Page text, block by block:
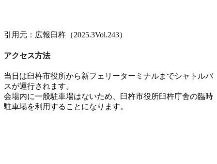
引用元：広報臼杵（2025.3Vol.243）
アクセス方法
当日は臼杵市役所から新フェリーターミナルまでシャトルバ
スが運行されます。
会場内に一般駐車場はないため、 臼杵市役所臼杵庁舎の臨時
駐車場を利用することになります。